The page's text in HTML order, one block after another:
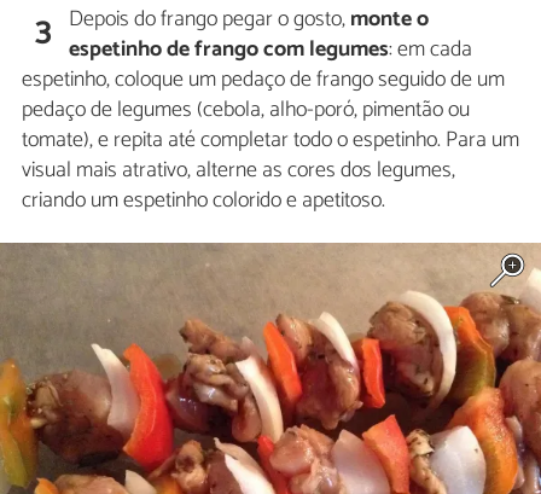
3 Depois do frango pegar o gosto,monte o
espetinho de frango com legumes: em cada
espetinho, coloque um pedaço de frango seguido de um
pedaço de legumes (cebola, alho-poró, pimentão ou
tomate), e repita até completar todo o espetinho. Para um
visual mais atrativo, alterne as cores dos legumes,
criando um espetinho colorido e apetitoso.